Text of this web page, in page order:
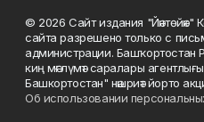
© 2026 Сайт издания
сайта разрешено только с
администрации. Башҡортостан
киң мәғлүмәт саралары
Башкортостан" нәшриәт йорто
Об использовании